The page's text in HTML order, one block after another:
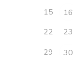
15
16
22
23
29
30